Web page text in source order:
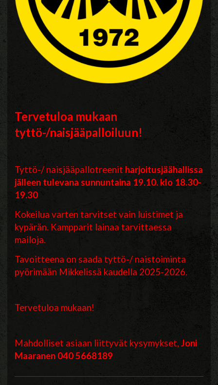
Tervetuloa mukaan
tyttö-/naisjääpalloiluun!
Tyttö-/ naisjääpallotreenit harjoitusjäähallissa
jälleen tulevana sunnuntaina 19.10. klo 18.30-
19.30
Kokeilua varten tarvitset vain luistimet ja
kypärän. Kampparit lainaa tarvittaessa
mailoja.
Tavoitteena on saada tyttö-/ naistoiminta
pyörimään Mikkelissä kaudella 2025-2026.
Tervetuloa mukaan!
Mahdolliset asiaan liittyvät kysymykset, Joni
Maaranen 040 5668189